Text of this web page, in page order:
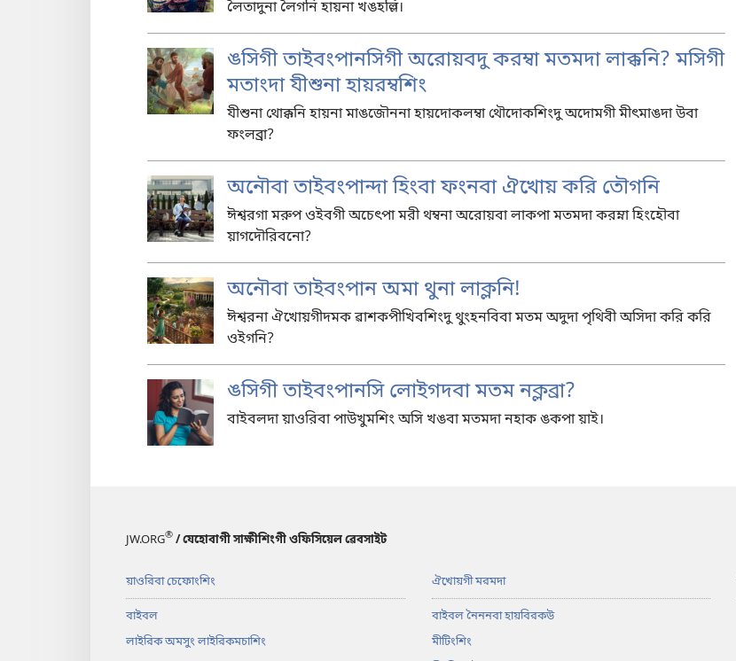
লৈতাদুনা লৈগনি হায়না খঙহল্লি।
ঙসিগী তাইবংপানসিগী অরোয়বদু করম্বা মতমদা লাক্কনি? মসিগী
মতাংদা যীশুনা হায়রম্বশিং
যীশুনা থোক্কনি হায়না মাঙজৌননা হায়দোকলম্বা থৌদোকশিংদু অদোমগী মীৎমাঙদা উবা
ফংলব্রা?
অনৌবা তাইবংপান্দা হিংবা ফংনবা ঐখোয় করি তৌগনি
ঈশ্বরগা মরুপ ওইবগী অচেৎপা মরী থম্বনা অরোয়বা লাকপা মতমদা করম্না হিংহৌবা
য়াগদৌরিবনো?
অনৌবা তাইবংপান অমা থুনা লাক্লনি!
ঈশ্বরনা ঐখোয়গীদমক ৱাশকপীখিবশিংদু থুংহনবিবা মতম অদুদা পৃথিবী অসিদা করি করি
ওইগনি?
ঙসিগী তাইবংপানসি লোইগদবা মতম নক্লব্রা?
বাইবলদা য়াওরিবা পাউখুমশিং অসি খঙবা মতমদা নহাক ঙকপা য়াই।
JW.ORG® / যেহোবাগী সাক্ষীশিংগী ওফিসিয়েল ৱেবসাইট
য়াওরিবা চেফোংশিং
বাইবল
লাইরিক অমসুং লাইরিকমচাশিং
ঐখোয়গী মরমদা
বাইবল নৈননবা হায়বিরকউ
মীটিংশিং